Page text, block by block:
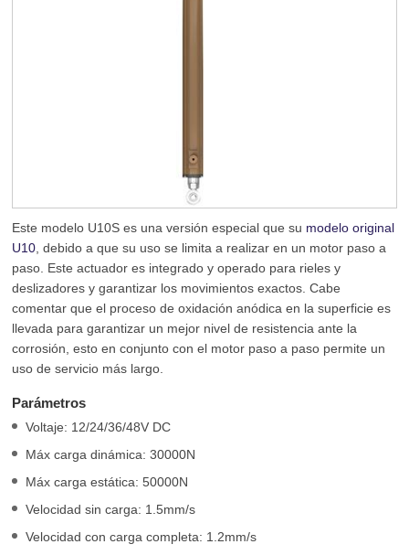
Este modelo U10S es una versión especial que su modelo original
U10 , debido a que su uso se limita a realizar en un motor paso a
paso. Este actuador es integrado y operado para rieles y
deslizadores y garantizar los movimientos exactos. Cabe
comentar que el proceso de oxidación anódica en la superficie es
llevada para garantizar un mejor nivel de resistencia ante la
corrosión, esto en conjunto con el motor paso a paso permite un
uso de servicio más largo.
Parámetros
Voltaje: 12/24/36/48V DC
Máx carga dinámica: 30000N
Máx carga estática: 50000N
Velocidad sin carga: 1.5mm/s
Velocidad con carga completa: 1.2mm/s